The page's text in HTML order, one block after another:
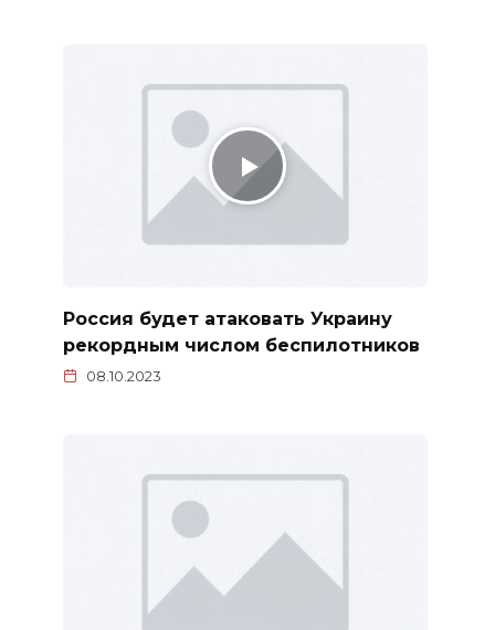
Россия будет атаковать Украину
рекордным числом беспилотников
08.10.2023